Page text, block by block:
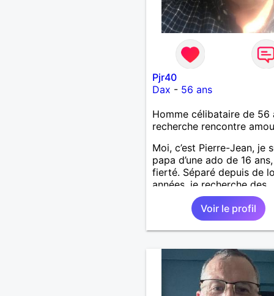
Pjr40
Dax - 56 ans
Homme célibataire de 56
recherche rencontre
Moi, c’est Pierre-Jean, je
papa d’une ado de 16
fierté. Séparé depuis de
années, je recherche des
affinités amicales afin de
rompre une solitude
difficile à gérer ainsi que
le vague à l’âme. L’amitié
yeux mais peut se décliner
des sentiments plus
« Le temps fera son
Voir le profil